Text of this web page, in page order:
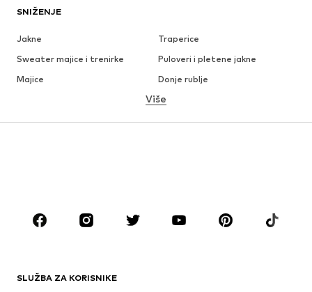
SNIŽENJE
Jakne
Traperice
Sweater majice i trenirke
Puloveri i pletene jakne
Majice
Donje rublje
Košulje
ODJEĆA
Jakne
Više
SLUŽBA ZA KORISNIKE